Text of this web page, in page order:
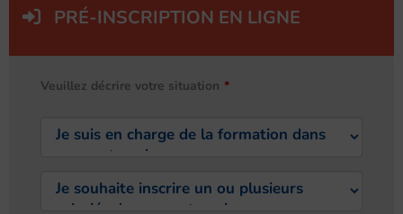
PRÉ-INSCRIPTION EN LIGNE
Veuillez décrire votre situation